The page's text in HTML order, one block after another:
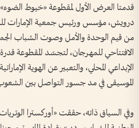
قدمتا العرض الأول لمقطوعة «خيوط الضوء»
درويش، مؤسس ورئيس جمعية الإمارات
من قيم الوحدة والأمل وصوت الشباب
الافتتاحي للمهرجان، لتجسّد المقطوعة
الإبداعي المحلي، والتعبير عن الهوية
الموسيقى في مد جسور التواصل بين
وفي السياق ذاته، حققت «أوركسترا الوتريات»